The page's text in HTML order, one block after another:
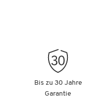
Bis zu 30 Jahre
Garantie